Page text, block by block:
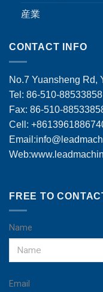
産業
CONTACT INFO
No.7 Yuansheng Rd,
Tel: 86-510-88533858
Fax: 86-510-
Cell:
Email:
FREE TO
Name
Email